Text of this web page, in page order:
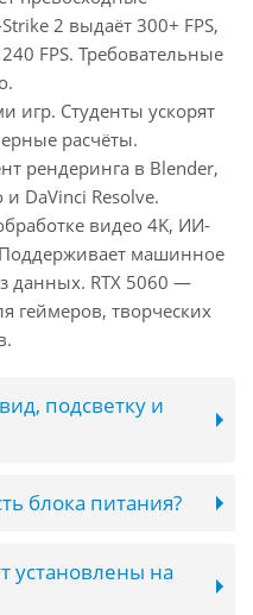
2 выдаёт 300+ FPS,
FPS. Требовательные
игр. Студенты ускорят
расчёты.
рендеринга в Blender,
DaVinci Resolve.
видео 4K, ИИ-
машинное
данных. RTX 5060 —
геймеров, творческих
подсветку и
блока питания?
установлены на